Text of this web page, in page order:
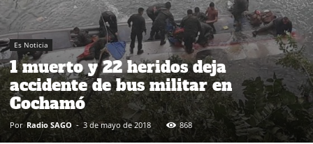
Es Noticia
1 muerto y 22 heridos deja
accidente de bus militar en
Cochamó
Por Radio SAGO - 3 de mayo de 2018 868